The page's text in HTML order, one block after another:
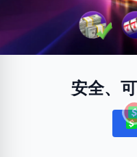
安全、